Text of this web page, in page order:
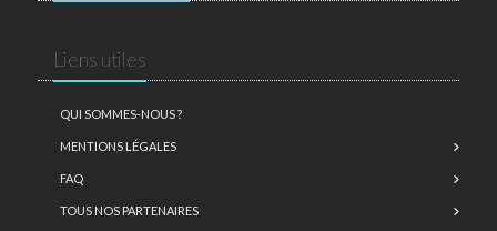
Liens utiles
QUI SOMMES-NOUS ?
MENTIONS LÉGALES
FAQ
TOUS NOS PARTENAIRES